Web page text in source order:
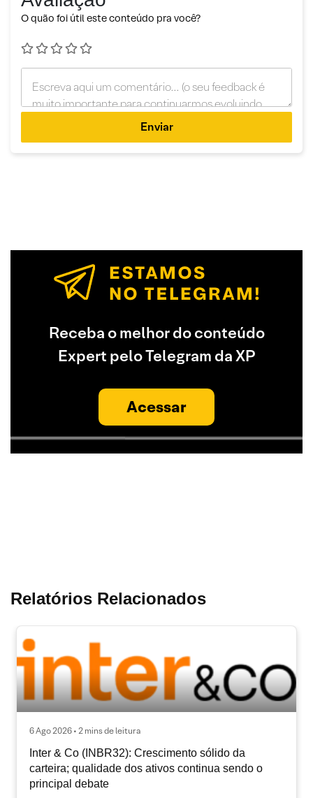
O quão foi útil este conteúdo pra você?
Enviar
Receba o melhor do conteúdo
Expert pelo Telegram da XP
Acessar
Relatórios Relacionados
6 Ago 2026 • 2 mins de leitura
Inter & Co (INBR32): Crescimento sólido da
carteira; qualidade dos ativos continua sendo o
principal debate